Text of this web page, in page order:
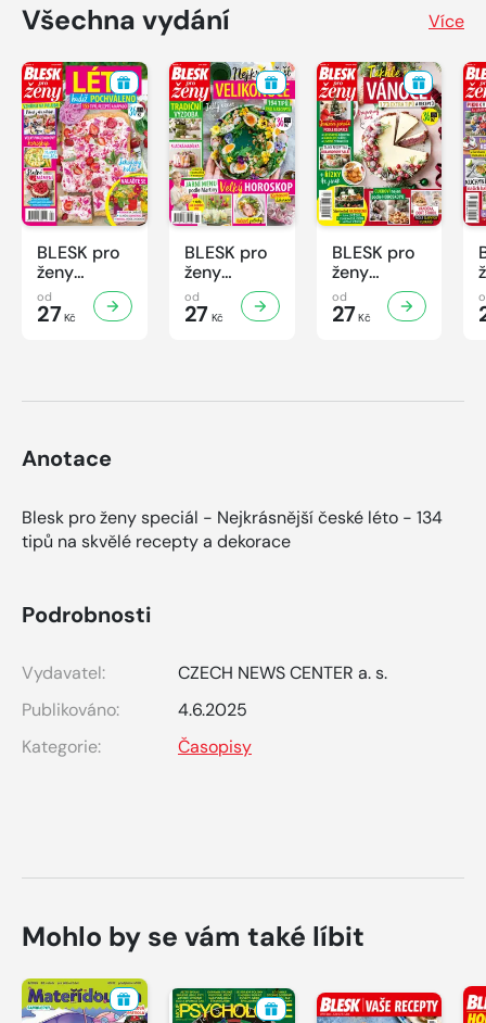
Všechna vydání Více
BLESK pro
ženy
Speciál -
2/2026
od
27 Kč
BLESK pro
ženy
Speciál -
1/2026
od
27 Kč
BLESK pro
ženy
Speciál -
4/2025
od
27Kč
Anotace
Blesk pro ženy speciál - Nejkrásnější české léto - 134
tipů na skvělé recepty a dekorace
Podrobnosti
Vydavatel:
CZECH NEWS CENTER a. s.
Publikováno:
4.6.2025
Kategorie:
Časopisy
Mohlo by se vám také líbit